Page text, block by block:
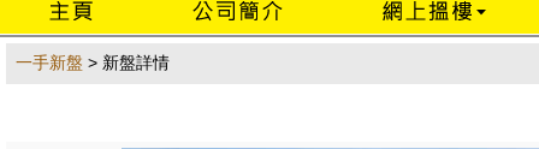
一手新盤 > 新盤詳情